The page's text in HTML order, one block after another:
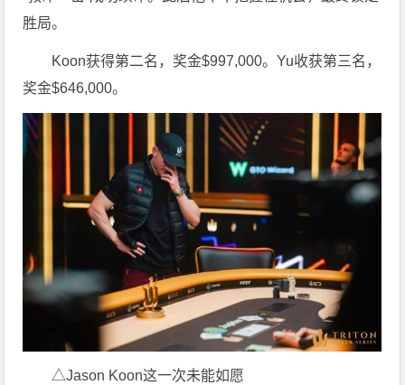
胜局。
Koon获得第二名，奖金$997,000。Yu收获第三名，
奖金$646,000。
△Jason Koon这一次未能如愿